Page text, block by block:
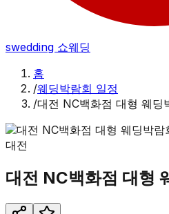
swedding 쇼웨딩
홈
/웨딩박람회 일정
/대전 NC백화점 대형 웨딩
대전
대전 NC백화점 대형